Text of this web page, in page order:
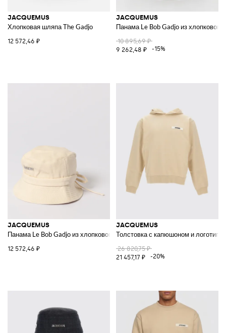
JACQUEMUS
Хлопковая шляпа The Gadjo
12 572,46 ₽
JACQUEMUS
Панама Le Bob Gadjo из хлопкового
10 895,69 ₽
9 262,48 ₽
-15%
JACQUEMUS
Панама Le Bob Gadjo из хлопкового твилла
12 572,46 ₽
JACQUEMUS
Толстовка с капюшоном и
26 820,75 ₽
21 457,17 ₽
-20%